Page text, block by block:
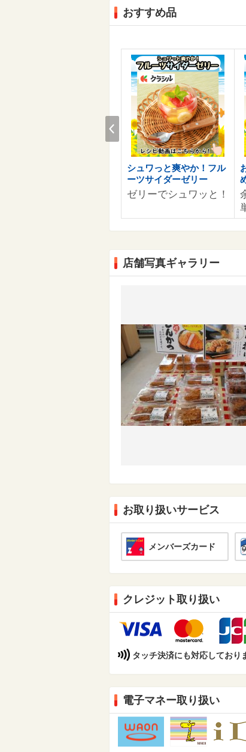
おすすめ品
シュワっと爽やか！フル
ーツサイダーゼリー
ゼリーでシュワッと！
Prev
店舗写真ギャラリー
お取り扱いサービス
メンバーズカード
クレジット取り扱い
タッチ決済にも対応しており
電子マネー取り扱い